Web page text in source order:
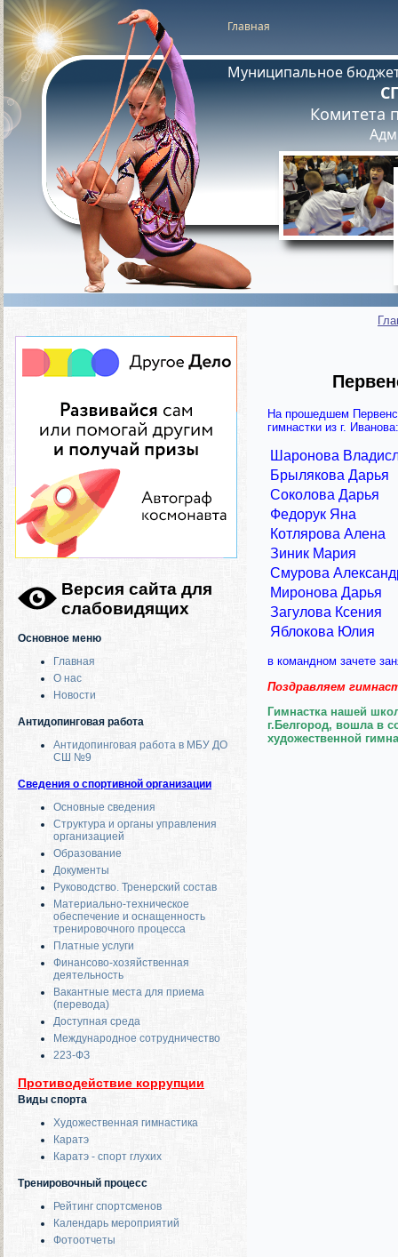
Муниципальное
Комитета
Главная
Версия сайта для
слабовидящих
Основное меню
Главная
О нас
Новости
Антидопинговая работа
Антидопинговая работа в МБУ ДО
СШ №9
Сведения о спортивной организации
Основные сведения
Структура и органы управления
организацией
Образование
Документы
Руководство. Тренерский состав
Материально-техническое
обеспечение и оснащенность
тренировочного процесса
Платные услуги
Финансово-хозяйственная
деятельность
Вакантные места для приема
(перевода)
Доступная среда
Международное сотрудничество
223-ФЗ
Противодействие коррупции
Виды спорта
Художественная гимнастика
Каратэ
Каратэ - спорт глухих
Тренировочный процесс
Рейтинг спортсменов
Календарь мероприятий
Фотоотчеты
На прошедшем
гимнастки из г. Иванова:
Шаронова
Брылякова Дарья
Соколова Дарья
Федорук Яна
Котлярова Алена
Зиник Мария
Смурова
Миронова Дарья
Загулова Ксения
Яблокова Юлия
в командном зачете
Поздравляем
Гимнастка нашей
г.Белгород, вошла в
художественной